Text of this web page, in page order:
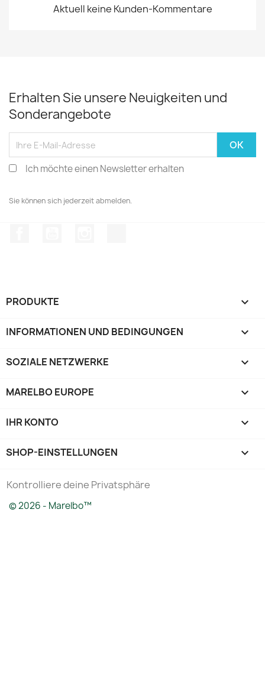
Aktuell keine Kunden-Kommentare
Erhalten Sie unsere Neuigkeiten und
Sonderangebote
Ich möchte einen Newsletter erhalten
Sie können sich jederzeit abmelden.
PRODUKTE 
INFORMATIONEN UND BEDINGUNGEN 
SOZIALE NETZWERKE 
MARELBO EUROPE 
IHR KONTO 
SHOP-EINSTELLUNGEN keyboard_arrow_down
Kontrolliere deine Privatsphäre
© 2026 - Marelbo™